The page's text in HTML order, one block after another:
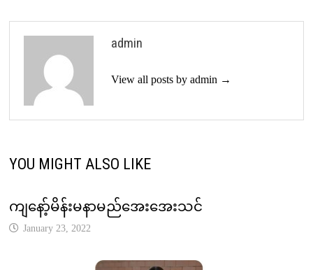
admin
View all posts by admin →
YOU MIGHT ALSO LIKE
ကျနော့်မိန်းမနာမည်အေးအေးသင်
January 23, 2022